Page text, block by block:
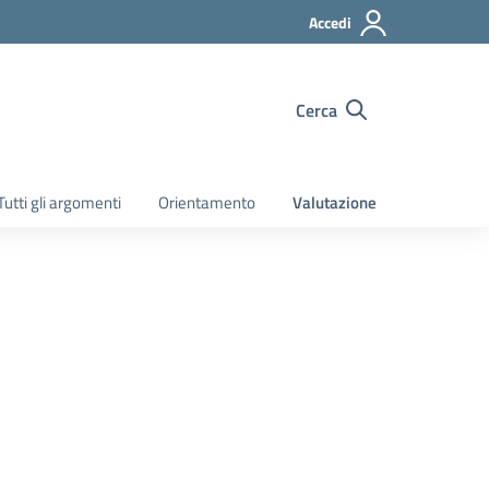
Accedi
Cerca
gli argomenti Orientamento Valutazione